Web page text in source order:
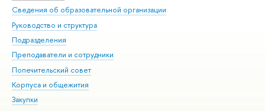
Сведения об образовательной организации
Руководство и структура
Подразделения
Преподаватели и сотрудники
Попечительский совет
Корпуса и общежития
Закупки